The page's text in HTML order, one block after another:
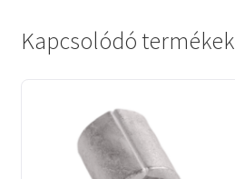
Kapcsolódó termékek